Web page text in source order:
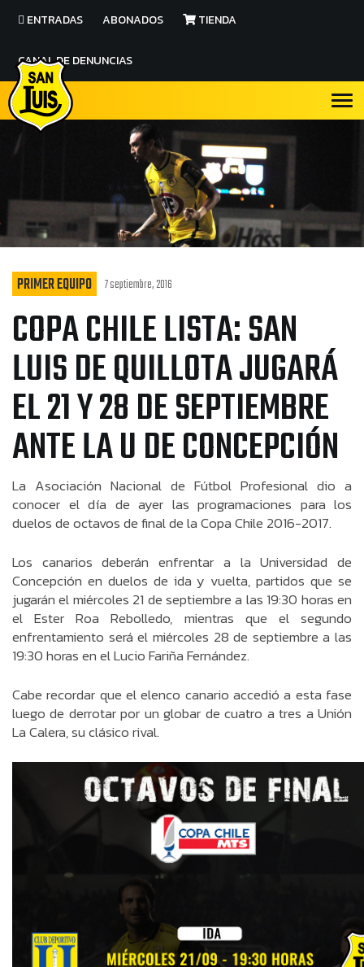
ENTRADAS ABONADOS TIENDA
CANAL DE DENUNCIAS
PRIMER EQUIPO 7 septiembre, 2016
COPA CHILE LISTA: SAN
LUIS DE QUILLOTA JUGARÁ
EL 21 Y 28 DE SEPTIEMBRE
ANTE LA U DE CONCEPCIÓN
La Asociación Nacional de Fútbol Profesional dio a
conocer el día de ayer las programaciones para los
duelos de octavos de final de la Copa Chile 2016-2017.
Los canarios deberán enfrentar a la Universidad de
Concepción en duelos de ida y vuelta, partidos que se
jugarán el miércoles 21 de septiembre a las 19:30 horas en
el Ester Roa Rebolledo, mientras que el segundo
enfrentamiento será el miércoles 28 de septiembre a las
19:30 horas en el Lucio Fariña Fernández.
Cabe recordar que el elenco canario accedió a esta fase
luego de derrotar por un globar de cuatro a tres a Unión
La Calera, su clásico rival.